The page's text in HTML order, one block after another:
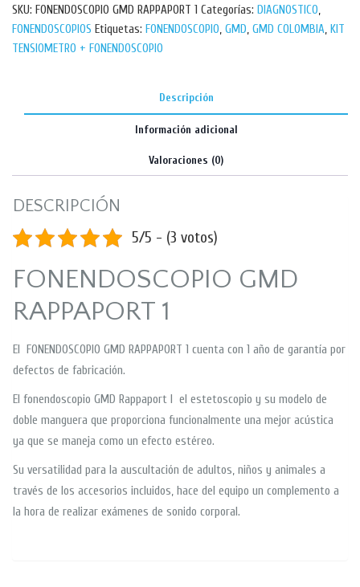
SKU: FONENDOSCOPIO GMD RAPPAPORT 1 Categorías: DIAGNOSTICO,
FONENDOSCOPIOS Etiquetas: FONENDOSCOPIO, GMD, GMD COLOMBIA, KIT
TENSIOMETRO + FONENDOSCOPIO
Descripción
Información adicional
Valoraciones (0)
DESCRIPCIÓN
5/5 - (3 votos)
FONENDOSCOPIO GMD
RAPPAPORT 1
El FONENDOSCOPIO GMD RAPPAPORT 1 cuenta con 1 año de garantía por
defectos de fabricación.
El fonendoscopio GMD Rappaport I el estetoscopio y su modelo de
doble manguera que proporciona funcionalmente una mejor acústica
ya que se maneja como un efecto estéreo.
Su versatilidad para la auscultación de adultos, niños y animales a
través de los accesorios incluidos, hace del equipo un complemento a
la hora de realizar exámenes de sonido corporal.